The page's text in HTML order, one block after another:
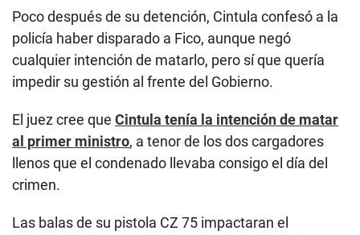
Poco después de su detención, Cintula confesó a la
policía haber disparado a Fico, aunque negó
cualquier intención de matarlo, pero sí que quería
impedir su gestión al frente del Gobierno.
El juez cree que Cintula tenía la intención de matar
al primer ministro, a tenor de los dos cargadores
llenos que el condenado llevaba consigo el día del
crimen.
Las balas de su pistola CZ 75 impactaran el